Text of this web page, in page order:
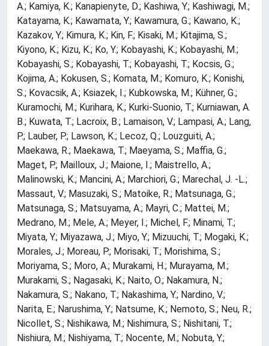
A.; Kamiya, K.; Kanapienyte, D.; Kashiwa, Y.; Kashiwagi, M.;
Katayama, K.; Kawamata, Y.; Kawamura, G.; Kawano, K.;
Kazakov, Y.; Kimura, K.; Kin, F.; Kisaki, M.; Kitajima, S.;
Kiyono, K.; Kizu, K.; Ko, Y.; Kobayashi, K.; Kobayashi, M.;
Kobayashi, S.; Kobayashi, T.; Kobayashi, T.; Kocsis, G.;
Kojima, A.; Kokusen, S.; Komata, M.; Komuro, K.; Konishi,
S.; Kovacsik, A.; Ksiazek, I.; Kubkowska, M.; Kühner, G.;
Kuramochi, M.; Kurihara, K.; Kurki-Suonio, T.; Kurniawan, A.
B.; Kuwata, T.; Lacroix, B.; Lamaison, V.; Lampasi, A.; Lang,
P.; Lauber, P.; Lawson, K.; Lecoz, Q.; Louzguiti, A.;
Maekawa, R.; Maekawa, T.; Maeyama, S.; Maffia, G.;
Maget, P.; Mailloux, J.; Maione, I.; Maistrello, A.;
Malinowski, K.; Mancini, A.; Marchiori, G.; Marechal, J. -L.;
Massaut, V.; Masuzaki, S.; Matoike, R.; Matsunaga, G.;
Matsunaga, S.; Matsuyama, A.; Mayri, C.; Mattei, M.;
Medrano, M.; Mele, A.; Meyer, I.; Michel, F.; Minami, T.;
Miyata, Y.; Miyazawa, J.; Miyo, Y.; Mizuuchi, T.; Mogaki, K.;
Morales, J.; Moreau, P.; Morisaki, T.; Morishima, S.;
Moriyama, S.; Moro, A.; Murakami, H.; Murayama, M.;
Murakami, S.; Nagasaki, K.; Naito, O.; Nakamura, N.;
Nakamura, S.; Nakano, T.; Nakashima, Y.; Nardino, V.;
Narita, E.; Narushima, Y.; Natsume, K.; Nemoto, S.; Neu, R.;
Nicollet, S.; Nishikawa, M.; Nishimura, S.; Nishitani, T.;
Nishiura, M.; Nishiyama, T.; Nocente, M.; Nobuta, Y.;